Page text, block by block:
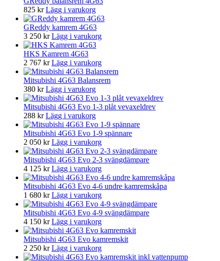
825 kr Lägg i varukorg
GReddy kamrem 4G63
3 250 kr Lägg i varukorg
HKS Kamrem 4G63
2 767 kr Lägg i varukorg
Mitsubishi 4G63 Balansrem
380 kr Lägg i varukorg
Mitsubishi 4G63 Evo 1-3 plåt vevaxeldrev
288 kr Lägg i varukorg
Mitsubishi 4G63 Evo 1-9 spännare
2 050 kr Lägg i varukorg
Mitsubishi 4G63 Evo 2-3 svängdämpare
4 125 kr Lägg i varukorg
Mitsubishi 4G63 Evo 4-6 undre kamremskåpa
1 680 kr Lägg i varukorg
Mitsubishi 4G63 Evo 4-9 svängdämpare
4 150 kr Lägg i varukorg
Mitsubishi 4G63 Evo kamremskit
2 250 kr Lägg i varukorg